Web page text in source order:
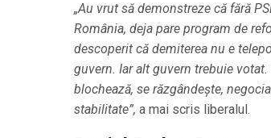
„Au vrut să demonstreze că fără
România, deja pare program de
descoperit că demiterea nu e
guvern. Iar alt guvern trebuie
blochează, se răzgândeşte,
stabilitate”, a mai scris liberalul.